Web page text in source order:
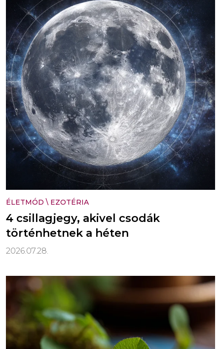
ÉLETMÓD \ EZOTÉRIA
4 csillagjegy, akivel csodák
történhetnek a héten
2026.07.28.